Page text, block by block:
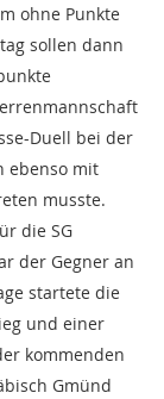
ohne Punkte
sollen dann
Duell bei der
ebenso mit
musste.
die SG
der Gegner an
startete die
und einer
kommenden
Gmünd